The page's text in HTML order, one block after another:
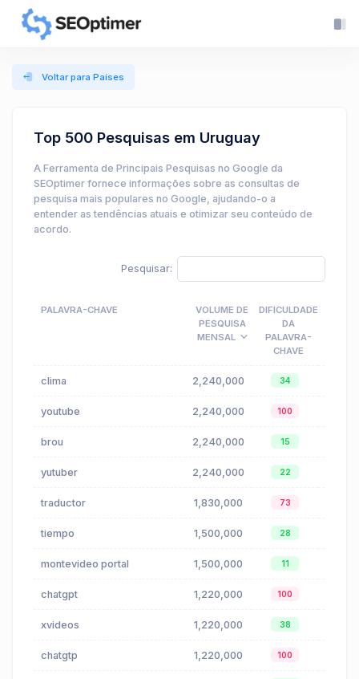
Voltar para Países
Top 500 Pesquisas em Uruguay
A Ferramenta de Principais Pesquisas no Google da
SEOptimer fornece informações sobre as consultas de
pesquisa mais populares no Google, ajudando-o a
entender as tendências atuais e otimizar seu conteúdo de
acordo.
Pesquisar:
PALAVRA-CHAVE
VOLUME DE
PESQUISA
MENSAL
DIFICULDADE
DA
PALAVRA-
CHAVE
clima 2,240,000 34
youtube 2,240,000 100
brou 2,240,000 15
yutuber 2,240,000 22
traductor 1,830,000 73
tiempo 1,500,000 28
montevideo portal 1,500,000 11
chatgpt 1,220,000 100
xvideos 1,220,000 38
chatgtp 1,220,000 100